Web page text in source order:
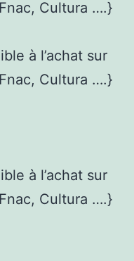
Cultura ….}
à l’achat sur
Cultura ….}
à l’achat sur
Cultura ….}